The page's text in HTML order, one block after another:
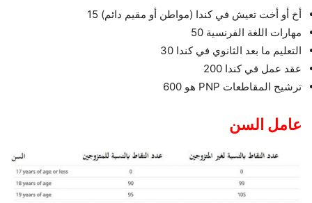
أخ أو أخت تعيش في كندا (مواطن أو مقيم دائم) 15
مهارات اللغة الفرنسية 50
التعليم ما بعد الثانوي في كندا 30
عقد عمل في كندا 200
ترشيح المقاطعات PNP هو 600
عامل السن